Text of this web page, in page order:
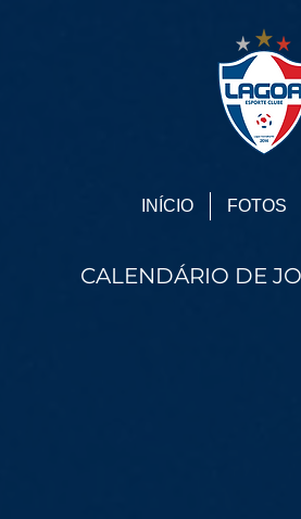
INÍCIO FOTOS
CALENDÁRIO DE